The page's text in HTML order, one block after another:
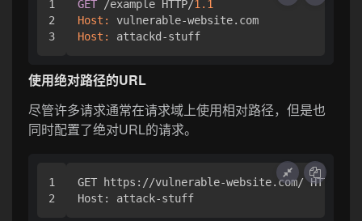
1
2
GET /example HTTP/1.1
Host:
Host:
attackd-stuff
使用绝对路径的URL
尽管许多请求通常在请求域上使用相对路径，但是也
同时配置了绝对URL的请求。
1
GET https://vulnerable-website.com/ HTTP/1.1
Host: attack-stuff